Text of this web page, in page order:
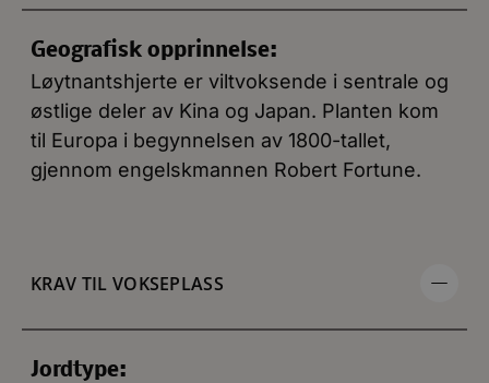
Geografisk opprinnelse:
Løytnantshjerte er viltvoksende i sentrale og
østlige deler av Kina og Japan. Planten kom
til Europa i begynnelsen av 1800-tallet,
gjennom engelskmannen Robert Fortune.
KRAV TIL VOKSEPLASS
Jordtype: